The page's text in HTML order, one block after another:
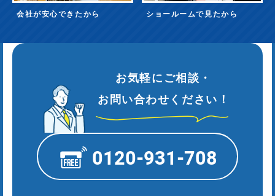
会社が安心できたから ショールームで見たから
お気軽にご相談・
お問い合わせください！
0120-931-708